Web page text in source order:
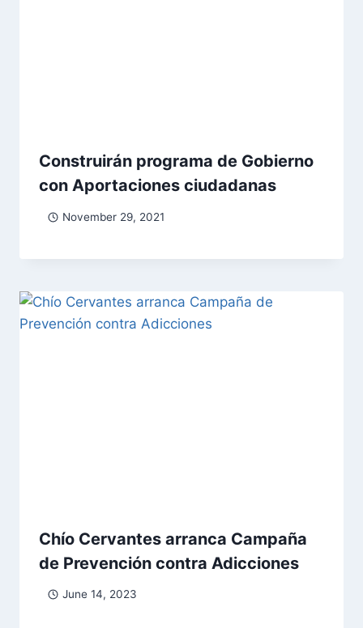
Construirán programa de Gobierno
con Aportaciones ciudadanas
November 29, 2021
Chío Cervantes arranca Campaña
de Prevención contra Adicciones
June 14, 2023